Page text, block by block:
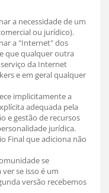
a necessidade de um
ou jurídico).
a "Internet" dos
que qualquer outra
da Internet
e em geral qualquer
implicitamente a
adequada pela
e gestão de recursos
jurídica.
Final que adiciona não
se
se isso é um
versão recebemos